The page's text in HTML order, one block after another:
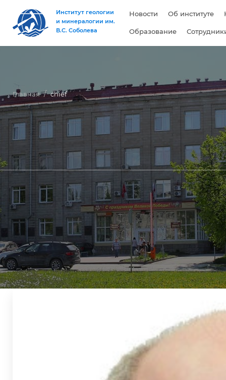
Институт геологии
и минералогии им.
В.С. Соболева
Новости Об институте
Образование
Главная chief